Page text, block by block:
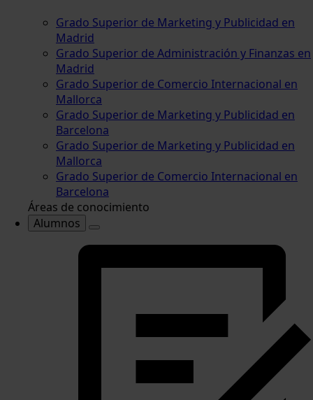
Grado Superior de Marketing y Publicidad en
Madrid
Grado Superior de Administración y Finanzas en
Madrid
Grado Superior de Comercio Internacional en
Mallorca
Grado Superior de Marketing y Publicidad en
Barcelona
Grado Superior de Marketing y Publicidad en
Mallorca
Grado Superior de Comercio Internacional en
Barcelona
Áreas de conocimiento
Alumnos